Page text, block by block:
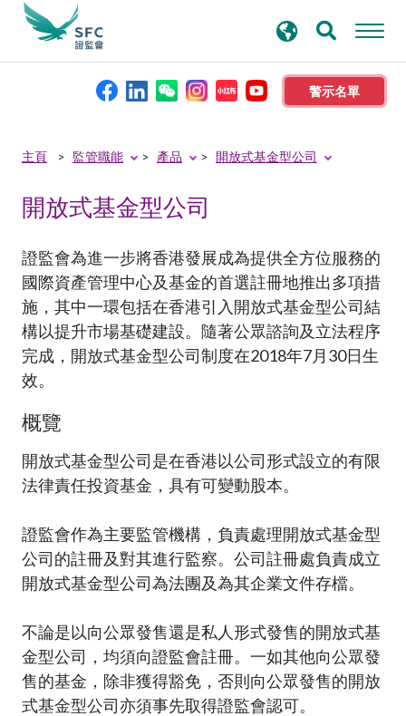
警示名單
本會簡介
監管職能
規則及標準
資料庫
新聞稿及公布
加入本會
尋
主頁 監管職能 產品 開放式基金型公司
開放式基金型公司
證監會為進一步將香港發展成為提供全方位服務的
國際資產管理中心及基金的首選註冊地推出多項措
施，其中一環包括在香港引入開放式基金型公司結
構以提升市場基礎建設。隨著公眾諮詢及立法程序
完成，開放式基金型公司制度在2018年7月30日生
效。
概覽
開放式基金型公司是在香港以公司形式設立的有限
法律責任投資基金，具有可變動股本。
證監會作為主要監管機構，負責處理開放式基金型
公司的註冊及對其進行監察。公司註冊處負責成立
開放式基金型公司為法團及為其企業文件存檔。
不論是以向公眾發售還是私人形式發售的開放式基
金型公司，均須向證監會註冊。一如其他向公眾發
售的基金，除非獲得豁免，否則向公眾發售的開放
式基金型公司亦須事先取得證監會認可。